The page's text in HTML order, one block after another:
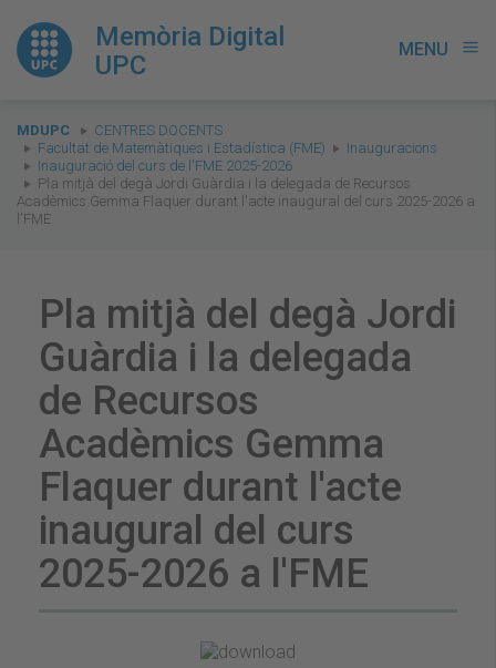
Memòria Digital
UPC
MENU menu
You
are
here:
MDUPC
CENTRES DOCENTS
Facultat de Matemàtiques i Estadística (FME)
Inauguracions
Inauguració del curs de l'FME 2025-2026
Pla mitjà del degà Jordi Guàrdia i la delegada de Recursos
Acadèmics Gemma Flaquer durant l'acte inaugural del curs 2025-2026 a
l'FME
Pla mitjà del degà Jordi
Guàrdia i la delegada
de Recursos
Acadèmics Gemma
Flaquer durant l'acte
inaugural del curs
2025-2026 a l'FME